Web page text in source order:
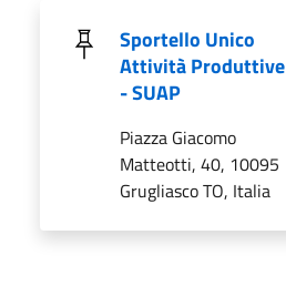
Sportello Unico
Attività Produttive
- SUAP
Piazza Giacomo
Matteotti, 40, 10095
Grugliasco TO, Italia